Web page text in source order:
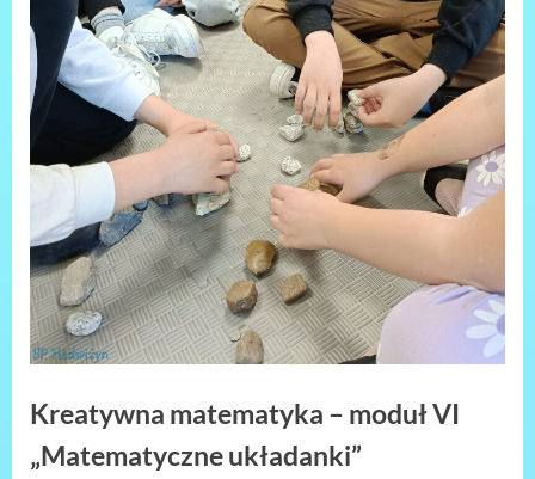
Kreatywna matematyka – moduł VI
„Matematyczne układanki”